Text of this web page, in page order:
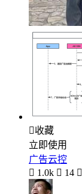
收藏
立即使用
广告云控
 1.0k  14 